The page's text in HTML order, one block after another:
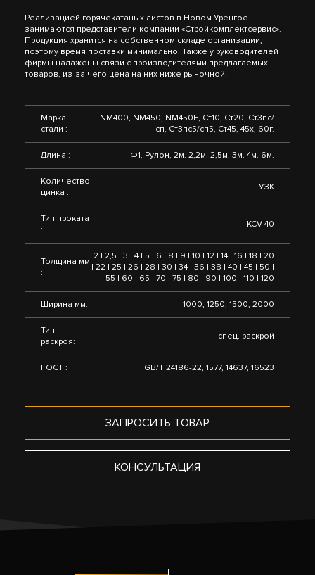
Реализацией горячекатаных листов в Новом Уренгое
занимаются представители компании «Стройкомплектсервис».
Продукция хранится на собственном складе организации,
поэтому время поставки минимально. Также у руководителей
фирмы налажены связи с производителями предлагаемых
товаров, из-за чего цена на них ниже рыночной.
Марка
стали :
NM400, NM450, NM450E, Ст10, Ст20, Ст3пс/
сп, Ст3пс5/сп5, Ст45, 45х, 60г.
Длина : Ф1, Рулон, 2м. 2,2м. 2,5м. 3м. 4м. 6м.
Количество
цинка :
УЗК
Тип проката
:
KCV-40
Толщина мм
:
2 | 2,5 | 3 | 4 | 5 | 6 | 8 | 9 | 10 | 12 | 14 | 16 | 18 | 20
| 22 | 25 | 26 | 28 | 30 | 34 | 36 | 38 | 40 | 45 | 50 |
55 | 60 | 65 | 70 | 75 | 80 | 90 | 100 | 110 | 120
Ширина мм: 1000, 1250, 1500, 2000
Тип
раскроя:
спец. раскрой
ГОСТ : GB/T 24186-22, 1577, 14637, 16523
ЗАПРОСИТЬ ТОВАР
КОНСУЛЬТАЦИЯ